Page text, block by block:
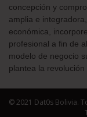
concepción y
amplia e
económica,
profesional a fin de
modelo de negocio
plantea la revolución
© 2021 Dat0s Bolivia.